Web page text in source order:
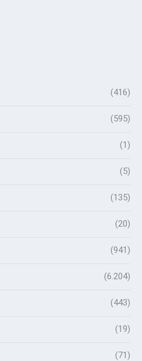
(416)
(595)
(1)
(5)
(135)
(20)
(941)
(6.204)
(443)
(19)
(71)